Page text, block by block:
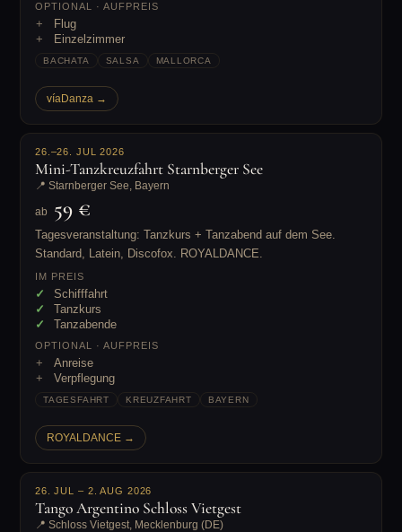
OPTIONAL · AUFPREIS
Flug
Einzelzimmer
BACHATA SALSA MALLORCA
víaDanza →
26.–26. JUL 2026
Mini-Tanzkreuzfahrt Starnberger See
📍 Starnberger See, Bayern
ab 59 €
Tagesveranstaltung: Tanzkurs + Tanzabend auf dem See.
Standard, Latein, Discofox. ROYALDANCE.
IM PREIS
Schifffahrt
Tanzkurs
Tanzabende
OPTIONAL · AUFPREIS
Anreise
Verpflegung
TAGESFAHRT KREUZFAHRT BAYERN
ROYALDANCE →
26. JUL – 2. AUG 2026
Tango Argentino Schloss Vietgest
📍 Schloss Vietgest, Mecklenburg (DE)